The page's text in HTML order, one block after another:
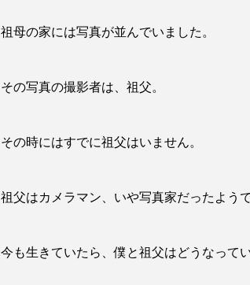
祖母の家には写真が並んでいました。
その写真の撮影者は、祖父。
その時にはすでに祖父はいません。
祖父はカメラマン、いや写真家だったようで
今も生きていたら、僕と祖父はどうなって